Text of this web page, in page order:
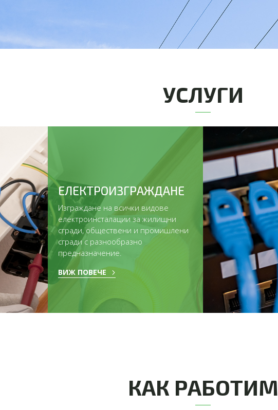
УСЛУГИ
ЕЛЕКТРОИЗГРАЖДАНЕ
Изграждане на всички видове
електроинсталации за жилищни
сгради, обществени и промишлени
сгради с разнообразно
предназначение.
ВИЖ ПОВЕЧЕ
КАК РАБОТИМ